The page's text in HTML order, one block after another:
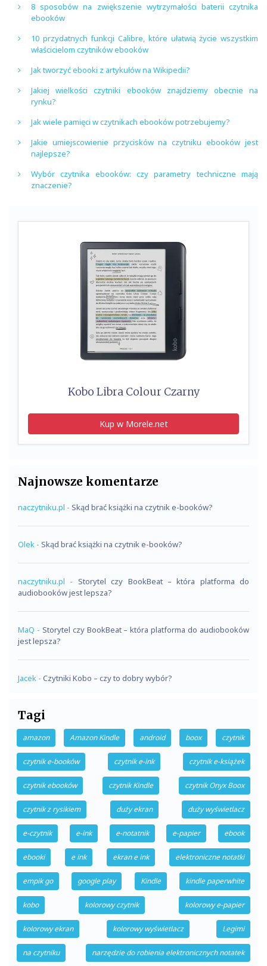
8 sposobów na zwiększenie wytrzymałości baterii czytnika
ebooków
10 przydatnych funkcji Calibre, które ułatwią życie wszystkim
właścicielom czytników ebooków
Jak tworzyć ebooki z artykułów na Wikipedii?
Jakiej wielkości czytniki ebooków znajdziemy obecnie na
rynku?
Jak wiele pamięci w czytnikach ebooków potrzebujemy?
Jakie umiejscowienie przycisków na czytniku ebooków jest
najlepsze?
Wybór czytnika ebooków: czy parametry techniczne mają
znaczenie?
Kobo Libra Colour Czarny
Kup w Morele.net
Najnowsze komentarze
naczytniku.pl - Skąd brać książki na czytnik e-booków?
Olek - Skąd brać książki na czytnik e-booków?
naczytniku.pl - Storytel czy BookBeat – która platforma do
audiobooków jest lepsza?
MaQ - Storytel czy BookBeat – która platforma do audiobooków
jest lepsza?
Jacek - Czytniki Kobo – czy to dobry wybór?
Tagi
amazon Amazon Kindle android boox czytnik
czytnik e-booków czytnik e-ink czytnik e-książek
czytnik ebooków czytnik Kindle czytnik Onyx Boox
czytnik z rysikiem duży ekran duży wyświetlacz
e-czytnik e-ink e-notatnik e-papier ebook
ebooki e ink ekran e ink elektroniczne notatki
empik go google play Kindle kindle paperwhite
kobo kolorowy czytnik kolorowy e-papier
kolorowy ekran kolorowy wyświetlacz Legimi
na czytniku narzędzie do robienia elektronicznych notatek